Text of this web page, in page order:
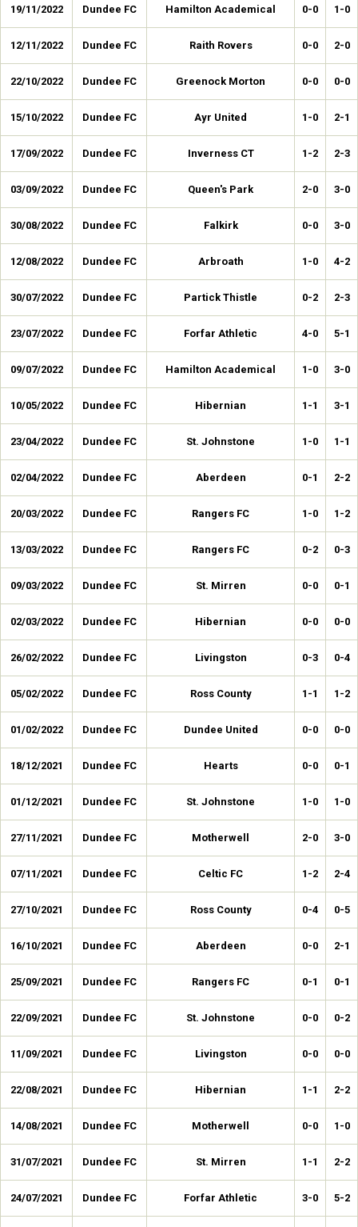
19/11/2022 Dundee FC Hamilton Academical 0-0 1-0
12/11/2022 Dundee FC Raith Rovers 0-0 2-0
22/10/2022 Dundee FC Greenock Morton 0-0 0-0
15/10/2022 Dundee FC Ayr United 1-0 2-1
17/09/2022 Dundee FC Inverness CT 1-2 2-3
03/09/2022 Dundee FC Queen's Park 2-0 3-0
30/08/2022 Dundee FC Falkirk 0-0 3-0
12/08/2022 Dundee FC Arbroath 1-0 4-2
30/07/2022 Dundee FC Partick Thistle 0-2 2-3
23/07/2022 Dundee FC Forfar Athletic 4-0 5-1
09/07/2022 Dundee FC Hamilton Academical 1-0 3-0
10/05/2022 Dundee FC Hibernian 1-1 3-1
23/04/2022 Dundee FC St. Johnstone 1-0 1-1
02/04/2022 Dundee FC Aberdeen 0-1 2-2
20/03/2022 Dundee FC Rangers FC 1-0 1-2
13/03/2022 Dundee FC Rangers FC 0-2 0-3
09/03/2022 Dundee FC St. Mirren 0-0 0-1
02/03/2022 Dundee FC Hibernian 0-0 0-0
26/02/2022 Dundee FC Livingston 0-3 0-4
05/02/2022 Dundee FC Ross County 1-1 1-2
01/02/2022 Dundee FC Dundee United 0-0 0-0
18/12/2021 Dundee FC Hearts 0-0 0-1
01/12/2021 Dundee FC St. Johnstone 1-0 1-0
27/11/2021 Dundee FC Motherwell 2-0 3-0
07/11/2021 Dundee FC Celtic FC 1-2 2-4
27/10/2021 Dundee FC Ross County 0-4 0-5
16/10/2021 Dundee FC Aberdeen 0-0 2-1
25/09/2021 Dundee FC Rangers FC 0-1 0-1
22/09/2021 Dundee FC St. Johnstone 0-0 0-2
11/09/2021 Dundee FC Livingston 0-0 0-0
22/08/2021 Dundee FC Hibernian 1-1 2-2
14/08/2021 Dundee FC Motherwell 0-0 1-0
31/07/2021 Dundee FC St. Mirren 1-1 2-2
24/07/2021 Dundee FC Forfar Athletic 3-0 5-2